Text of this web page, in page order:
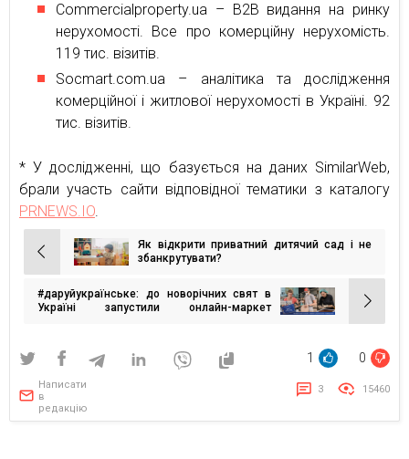
Commercialproperty.ua – B2B видання на ринку
нерухомості. Все про комерційну нерухомість.
119 тис. візитів.
Socmart.com.ua – аналітика та дослідження
комерційної і житлової нерухомості в Україні. 92
тис. візитів.
* У дослідженні, що базується на даних SimilarWeb,
брали участь сайти відповідної тематики з каталогу
PRNEWS.IO.
Навігація
записів
Як відкрити приватний дитячий сад і не
збанкрутувати?
#даруйукраїнське: до новорічних свят в
Україні запустили онлайн-маркет
1 0
Написати
в
редакцію
3 15460